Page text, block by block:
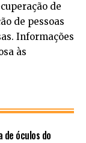
de
de pessoas
Informações
às
óculos do